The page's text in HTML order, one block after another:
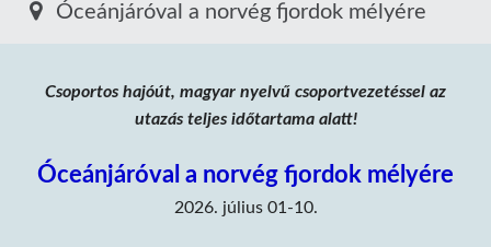
Óceánjáróval a norvég fjordok mélyére
Csoportos hajóút, magyar nyelvű csoportvezetéssel az
utazás teljes időtartama alatt!
Óceánjáróval a norvég fjordok mélyére
2026. július 01-10.